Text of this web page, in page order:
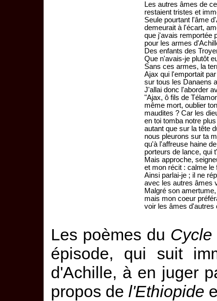
Les autres âmes de
restaient tristes et
Seule pourtant l'âme
demeurait à l'écart,
que j'avais remportée
pour les armes
Des enfants des
Que n'avais-je plutôt
Sans ces armes, la
Ajax qui l'emportait
sur tous les Danaens
J'allai donc l'aborder
"Ajax, ô fils de
même mort, oublier
maudites ? Car les
en toi tomba notre
autant que sur la tête
nous pleurons sur ta
qu'à l'affreuse haine
porteurs de lance, qui
Mais approche,
et mon récit : calme le
Ainsi parlai-je ; il ne
avec les autres âmes
Malgré son
mais mon coeur
voir les âmes d'autres
Les poèmes du Cycle
épisode, qui suit
d'Achille, à en juger
propos de l'Ethiopide